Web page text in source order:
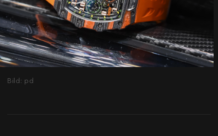
Bild: pd